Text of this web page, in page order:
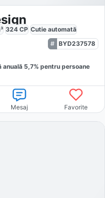
324 CP Cutie automată
BYD237578
anuală 5,7% pentru persoane
Mesaj Favorite